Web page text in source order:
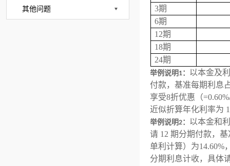
其他问题
3期
6期
12期
18期
24期
举例说明1： 以本金及
付款，基准每期利息
享受8折优惠（
近似折算年化利率为
举例说明2： 以本金和
请 12 期分期付款，基
单利计算）为14.60%
分期利息计收，具体